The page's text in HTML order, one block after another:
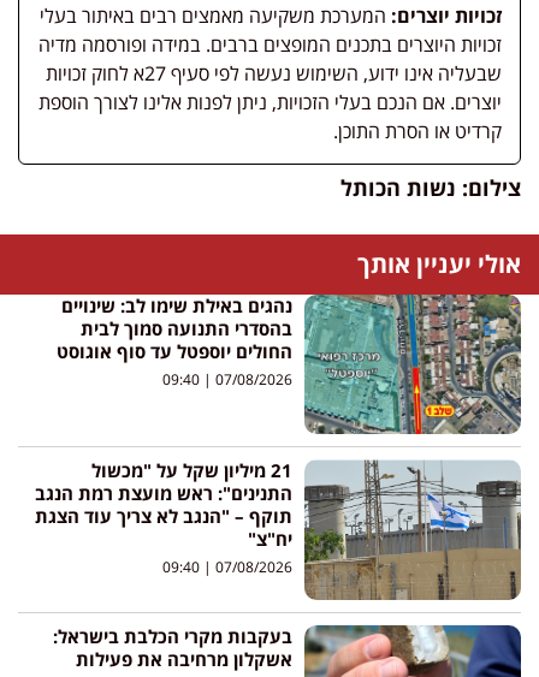
זכויות יוצרים: המערכת משקיעה מאמצים רבים באיתור בעלי
זכויות היוצרים בתכנים המופצים ברבים. במידה ופורסמה מדיה
שבעליה אינו ידוע, השימוש נעשה לפי סעיף 27א לחוק זכויות
יוצרים. אם הנכם בעלי הזכויות, ניתן לפנות אלינו לצורך הוספת
קרדיט או הסרת התוכן.
צילום: נשות הכותל
אולי יעניין אותך
נהגים באילת שימו לב: שינויים
בהסדרי התנועה סמוך לבית
החולים יוספטל עד סוף אוגוסט
07/08/2026
21 מיליון שקל על "מכשול
התנינים": ראש מועצת רמת הנגב
תוקף – "הנגב לא צריך עוד הצגת
יח"צ"
07/08/2026
בעקבות מקרי הכלבת בישראל:
אשקלון מרחיבה את פעילות